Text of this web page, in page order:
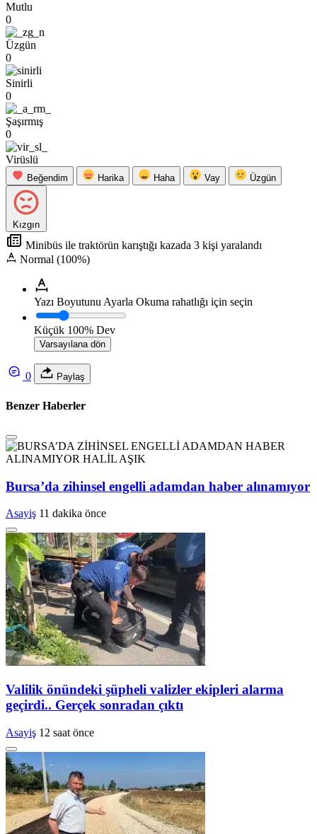
Mutlu
0
Üzgün
0
Sinirli
0
Şaşırmış
0
Virüslü
Beğendim Harika Haha Vay Üzgün
Kızgın
Minibüs ile traktörün karıştığı kazada 3 kişi yaralandı
Normal (100%)
Yazı Boyutunu Ayarla Okuma rahatlığı için seçin
Küçük 100% Dev
Varsayılana dön
0 Paylaş
Benzer Haberler
Bursa’da zihinsel engelli adamdan haber alınamıyor
Asayiş 11 dakika önce
Valilik önündeki şüpheli valizler ekipleri alarma
geçirdi.. Gerçek sonradan çıktı
Asayiş 12 saat önce